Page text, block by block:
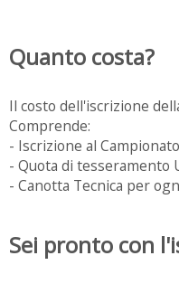
Quanto costa?
Il costo dell'iscrizione
Comprende:
- Iscrizione al Campionato
- Quota di tesseramento
- Canotta Tecnica per
Sei pronto con